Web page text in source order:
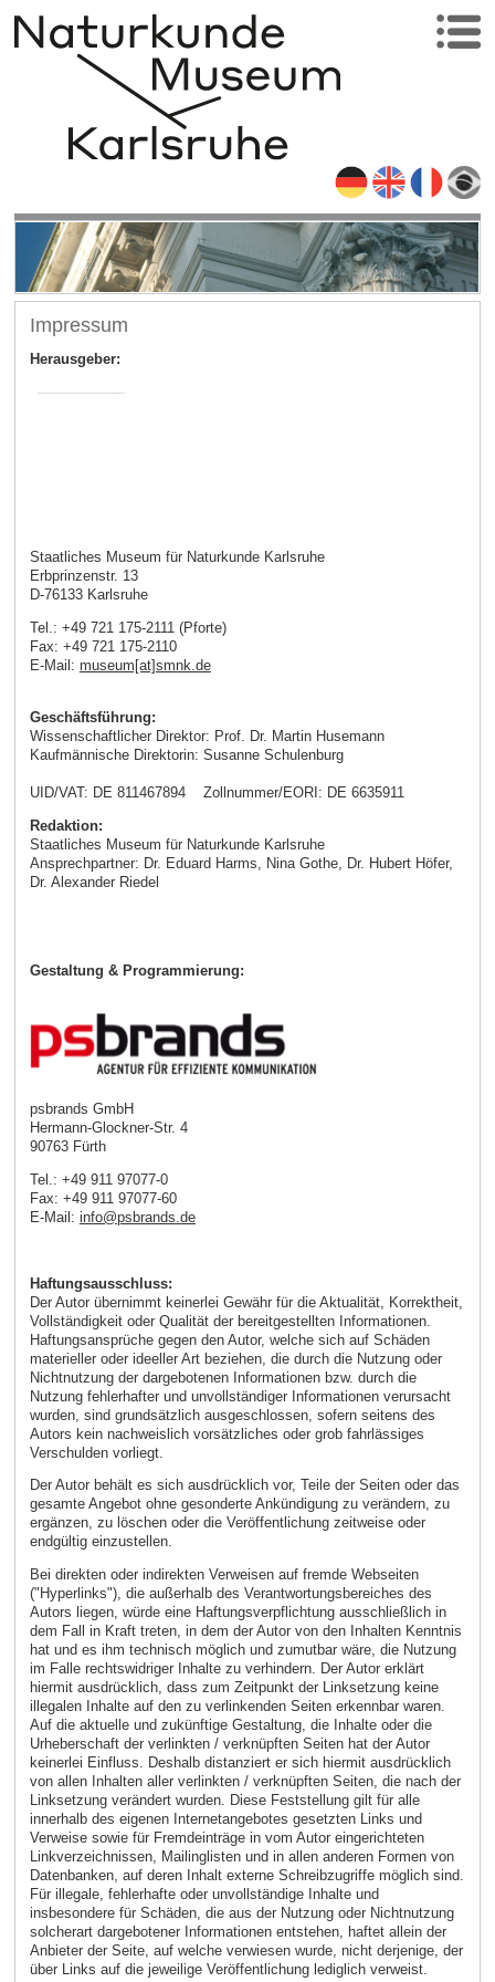
Impressum
Herausgeber:
Staatliches Museum für Naturkunde Karlsruhe
Erbprinzenstr. 13
D-76133 Karlsruhe
Tel.: +49 721 175-2111 (Pforte)
Fax: +49 721 175-2110
E-Mail: museum[at]smnk.de
Geschäftsführung:
Wissenschaftlicher Direktor: Prof. Dr. Martin Husemann
Kaufmännische Direktorin: Susanne Schulenburg
UID/VAT: DE 811467894 Zollnummer/EORI: DE 6635911
Redaktion:
Staatliches Museum für Naturkunde Karlsruhe
Ansprechpartner: Dr. Eduard Harms, Nina Gothe, Dr. Hubert Höfer,
Dr. Alexander Riedel
Gestaltung & Programmierung:
psbrands GmbH
Hermann-Glockner-Str. 4
90763 Fürth
Tel.: +49 911 97077-0
Fax: +49 911 97077-60
E-Mail: info@psbrands.de
Haftungsausschluss:
Der Autor übernimmt keinerlei Gewähr für die Aktualität, Korrektheit,
Vollständigkeit oder Qualität der bereitgestellten Informationen.
Haftungsansprüche gegen den Autor, welche sich auf Schäden
materieller oder ideeller Art beziehen, die durch die Nutzung oder
Nichtnutzung der dargebotenen Informationen bzw. durch die
Nutzung fehlerhafter und unvollständiger Informationen verursacht
wurden, sind grundsätzlich ausgeschlossen, sofern seitens des
Autors kein nachweislich vorsätzliches oder grob fahrlässiges
Verschulden vorliegt.
Der Autor behält es sich ausdrücklich vor, Teile der Seiten oder das
gesamte Angebot ohne gesonderte Ankündigung zu verändern, zu
ergänzen, zu löschen oder die Veröffentlichung zeitweise oder
endgültig einzustellen.
Bei direkten oder indirekten Verweisen auf fremde Webseiten
("Hyperlinks"), die außerhalb des Verantwortungsbereiches des
Autors liegen, würde eine Haftungsverpflichtung ausschließlich in
dem Fall in Kraft treten, in dem der Autor von den Inhalten Kenntnis
hat und es ihm technisch möglich und zumutbar wäre, die Nutzung
im Falle rechtswidriger Inhalte zu verhindern. Der Autor erklärt
hiermit ausdrücklich, dass zum Zeitpunkt der Linksetzung keine
illegalen Inhalte auf den zu verlinkenden Seiten erkennbar waren.
Auf die aktuelle und zukünftige Gestaltung, die Inhalte oder die
Urheberschaft der verlinkten / verknüpften Seiten hat der Autor
keinerlei Einfluss. Deshalb distanziert er sich hiermit ausdrücklich
von allen Inhalten aller verlinkten / verknüpften Seiten, die nach der
Linksetzung verändert wurden. Diese Feststellung gilt für alle
innerhalb des eigenen Internetangebotes gesetzten Links und
Verweise sowie für Fremdeinträge in vom Autor eingerichteten
Linkverzeichnissen, Mailinglisten und in allen anderen Formen von
Datenbanken, auf deren Inhalt externe Schreibzugriffe möglich sind.
Für illegale, fehlerhafte oder unvollständige Inhalte und
insbesondere für Schäden, die aus der Nutzung oder Nichtnutzung
solcherart dargebotener Informationen entstehen, haftet allein der
Anbieter der Seite, auf welche verwiesen wurde, nicht derjenige, der
über Links auf die jeweilige Veröffentlichung lediglich verweist.